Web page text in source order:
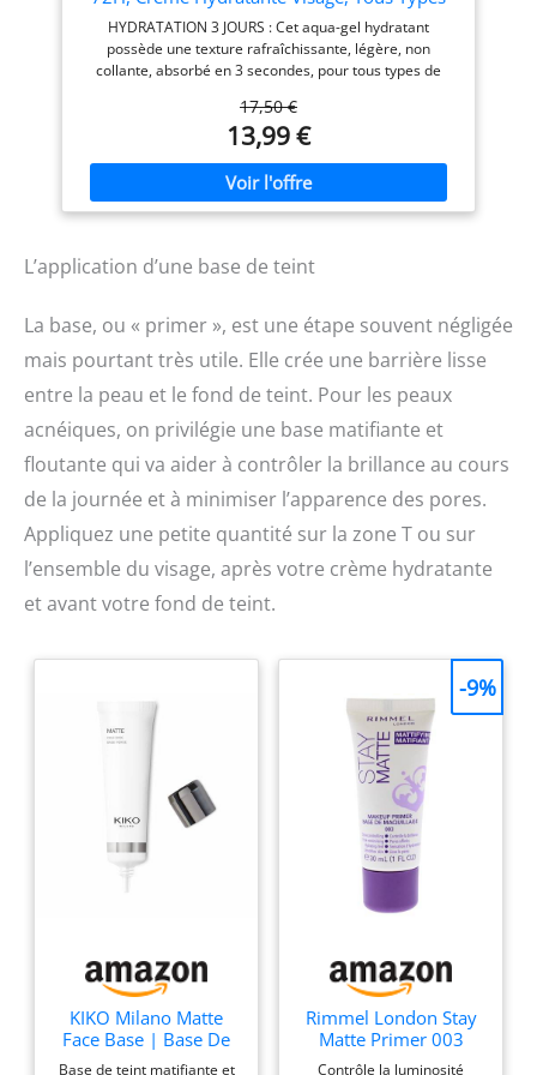
Testée sous contrôle
dermatologique, cette
crème visage SPF 30 à base
d'acide hyaluronique est
haute efficacité hydratante
tolérance, hypoallergénique
et sans parfum respecte
une charte stricte pour
garantir une haute
de Peaux Même Mixtes et Sensibles, A Base
d'Acide Hyaluronique, Niacinamide et
Céramides, Texture Fluide et Légère
HYDRATATION 3 JOURS : Cet aqua-gel hydratant
possède une texture rafraîchissante, légère, non
collante, absorbé en 3 secondes, pour tous types de
COMPLETE : Enrichi en céramides, niacinamide et acide
hyaluronique, cet aqua-gel, naturellement bleu, restaure
repulpe et apaise PEAU REPULPEE ET CONFORTABLE :
Cette crème hydratante visage procure 3 jours
d'hydratation, laissant la peau équilibrée, souple, lisse et
APPLICATION QUOTIDIENNE SIMPLE : Appliquer l'aqua-
comédogène EXPERTISE CERAVE : Testée
dermatologiquement, cette crème hydratante visage
CeraVe est adaptée à tous types de peaux, même
sensibles; Cet aqua-gel protège et restaure la barrière
cutanée
17,50 €
13,99 €
L’application d’une base de teint
La base, ou « primer », est une étape souvent négligée
mais pourtant très utile. Elle crée une barrière lisse
entre la peau et le fond de teint. Pour les peaux
acnéiques, on privilégie une base matifiante et
floutante qui va aider à contrôler la brillance au cours
de la journée et à minimiser l’apparence des pores.
Appliquez une petite quantité sur la zone T ou sur
l’ensemble du visage, après votre crème hydratante
et avant votre fond de teint.
KIKO Milano Matte
Face Base | Base De
Teint Matifiante Et
Base de teint matifiante et
Rimmel London Stay
Matte Primer 003
Transparent 30 ml
Contrôle la luminosité
-9%